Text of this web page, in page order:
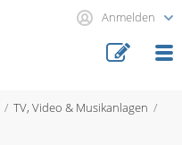
Anmelden
TV, Video & Musikanlagen